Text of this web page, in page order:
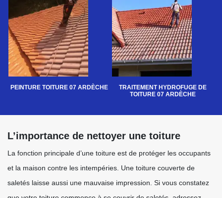
PEINTURE TOITURE 07 ARDÈCHE
TRAITEMENT HYDROFUGE DE
TOITURE 07 ARDÈCHE
L’importance de nettoyer une toiture
La fonction principale d’une toiture est de protéger les occupants
et la maison contre les intempéries. Une toiture couverte de
saletés laisse aussi une mauvaise impression. Si vous constatez